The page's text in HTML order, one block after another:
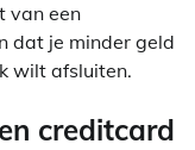
van een
dat je minder geld
wilt afsluiten.
creditcard